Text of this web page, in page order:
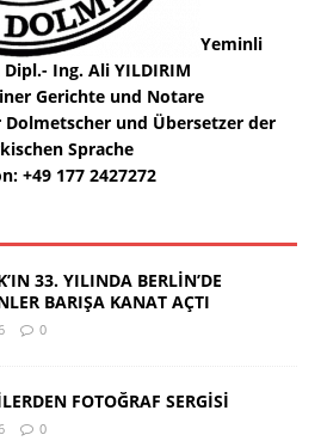
Yeminli
Ing. Ali YILDIRIM
Gerichte und Notare
und Übersetzer der
Sprache
+49 177 2427272
33. YILINDA BERLİN’DE
BARIŞA KANAT AÇTI
0
FOTOĞRAF SERGİSİ
0